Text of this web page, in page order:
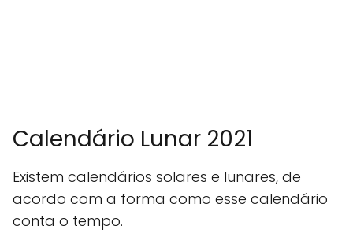
Calendário Lunar 2021
Existem calendários solares e lunares, de
acordo com a forma como esse calendário
conta o tempo.